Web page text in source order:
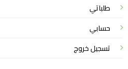
طلباتي
حسابي
تسجيل خروج